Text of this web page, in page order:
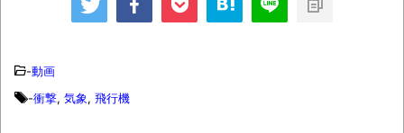
屋やお煽り運転など盛りだくさん
に入院中のオレのオナサポ懇願したら・・・
「ム、ムリです・・・」メガネ美人ナース
-動画
-衝撃, 気象, 飛行機